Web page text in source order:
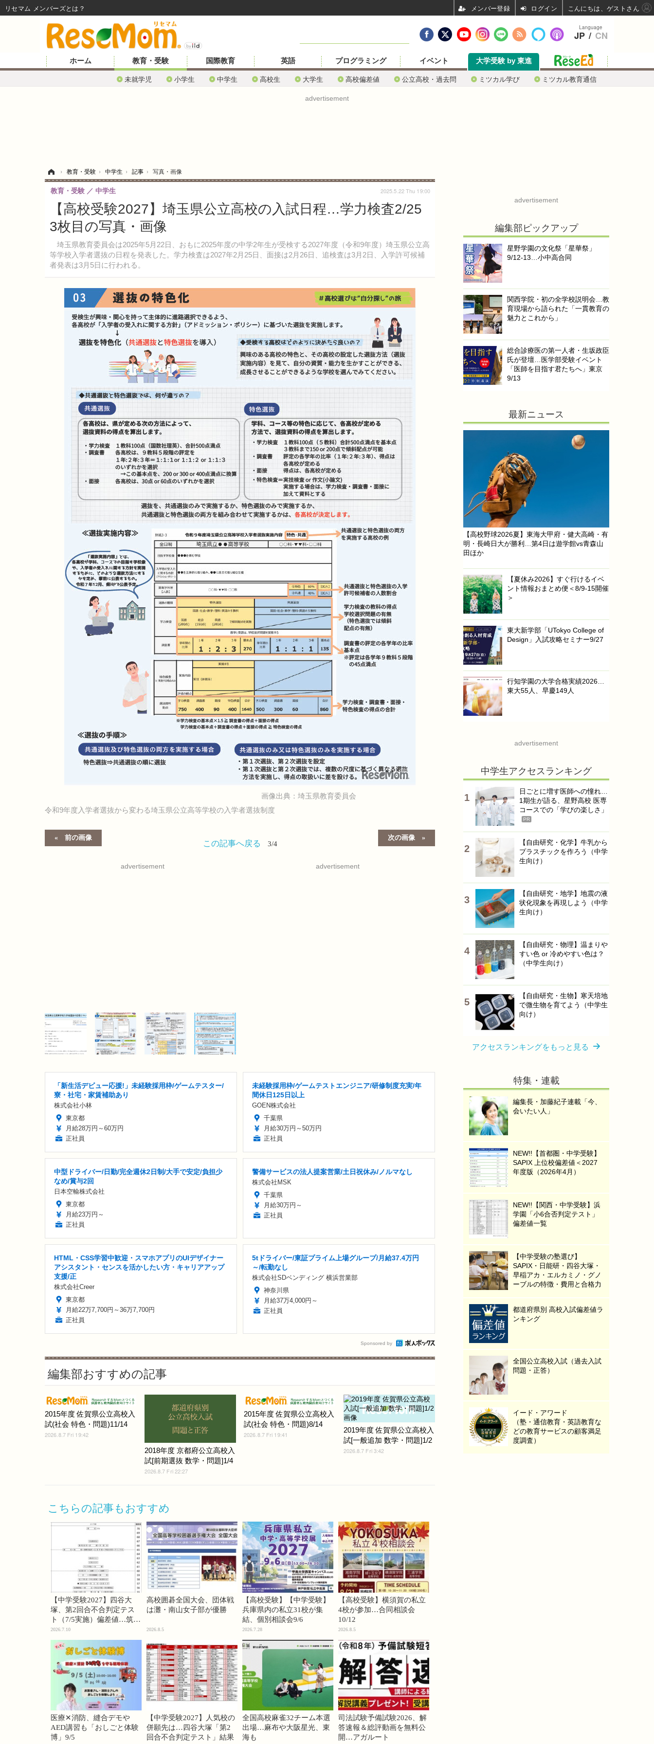
ホーム 教育・受験
未就学児 小学生 中学生 高校生 大学生 高校偏差値 公立高校・過去問 ミツカル学び ミツカル教育通信
国際教育 英語 プログラミング イベント 大学受験 by 東進
advertisement
› 教育・受験 › 中学生 › 記事 › 写真・画像
【高校受験2027】埼玉県公立高校の入試日程…学力検査2/25
3枚目の写真・画像
埼玉県教育委員会は2025年5月22日、おもに2025年度の中学2年生が受検する2027年度（令和9年度）埼玉県公立高
等学校入学者選抜の日程を発表した。学力検査は2027年2月25日、面接は2月26日、追検査は3月2日、入学許可候補
者発表は3月5日に行われる。
教育・受験 中学生 2025.5.22 Thu 19:00
画像出典：埼玉県教育委員会
令和9年度入学者選抜から変わる埼玉県公立高等学校の入学者選抜制度
前の画像 次の画像
この記事へ戻る 3/4
advertisement advertisement
「新生活デビュー応援!」未経験採用枠/ゲームテスター/
寮・社宅・家賃補助あり
株式会社小林
東京都
月給28万円～60万円
正社員
未経験採用枠/ゲームテストエンジニア/研修制度充実/年
間休日125日以上
GOEN株式会社
千葉県
月給30万円～50万円
正社員
中型ドライバー/日勤/完全週休2日制/大手で安定/負担少
なめ/賞与2回
日本空輸株式会社
東京都
月給23万円～
正社員
警備サービスの法人提案営業/土日祝休み/ノルマなし
株式会社MSK
千葉県
月給30万円～
正社員
HTML・CSS学習中歓迎・スマホアプリのUIデザイナー
アシスタント・センスを活かしたい方・キャリアアップ
支援/正
株式会社Creer
東京都
月給22万7,700円～36万7,700円
正社員
5tドライバー/東証プライム上場グループ/月給37.4万円
～/転勤なし
株式会社SDベンディング 横浜営業部
神奈川県
月給37万4,000円～
正社員
Sponsored by
編集部おすすめの記事
2015年度 佐賀県公立高校入
試(社会 特色・問題)11/14
2026.8.7 Fri 19:42
2018年度 京都府公立高校入
試[前期選抜 数学・問題]1/4
2026.8.7 Fri 22:27
2015年度 佐賀県公立高校入
試(社会 特色・問題)8/14
2026.8.7 Fri 19:41
2019年度 佐賀県公立高校入
試[一般追加 数学・問題]1/2
2026.8.7 Fri 3:42
こちらの記事もおすすめ
【中学受験2027】四谷大
塚、第2回合不合判定テス
ト（7/5実施）偏差値…筑駒
74・桜蔭70＜PR＞
2026.7.10
高校囲碁全国大会、団体戦
は灘・南山女子部が優勝
2026.8.5
【高校受験】【中学受験】
兵庫県内の私立31校が集
結、個別相談会9/6
2026.7.28
【高校受験】横須賀の私立
4校が参加…合同相談会
10/12
2026.8.5
医療✕消防、縫合デモや
AED講習も「おしごと体験
博」9/5
【中学受験2027】人気校の
併願先は…四谷大塚「第2
回合不合判定テスト」結果
全国高校麻雀32チーム本選
出場…麻布や大阪星光、東
海も
司法試験予備試験2026、解
答速報＆総評動画を無料公
開…アガルート
advertisement
編集部ピックアップ
星野学園の文化祭「星華祭」
9/12-13…小中高合同
関西学院・初の全学校説明会…教
育現場から語られた「一貫教育の
魅力とこれから」
総合診療医の第一人者・生坂政臣
氏が登壇…医学部受験イベント
「医師を目指す君たちへ」東京
9/13
最新ニュース
【高校野球2026夏】東海大甲府・健大高崎・有
明・長崎日大が勝利…第4日は遊学館vs青森山
田ほか
【夏休み2026】すぐ行けるイベ
ント情報おまとめ便＜8/9-15開催
＞
東大新学部「UTokyo College of
Design」入試攻略セミナー9/27
行知学園の大学合格実績2026…
東大55人、早慶149人
advertisement
中学生アクセスランキング
日ごとに増す医師への憧れ…
1期生が語る、星野高校 医専
コースでの「学びの楽しさ」
PR
【自由研究・化学】牛乳から
プラスチックを作ろう（中学
生向け）
【自由研究・地学】地震の液
状化現象を再現しよう（中学
生向け）
【自由研究・物理】温まりや
すい色 or 冷めやすい色は？
（中学生向け）
【自由研究・生物】寒天培地
で微生物を育てよう（中学生
向け）
アクセスランキングをもっと見る
特集・連載
編集長・加藤紀子連載「今、
会いたい人」
NEW!!【首都圏・中学受験】
SAPIX 上位校偏差値＜2027
年度版（2026年4月）
NEW!!【関西・中学受験】浜
学園「小6合否判定テスト」
偏差値一覧
【中学受験の塾選び】
SAPIX・日能研・四谷大塚・
早稲アカ・エルカミノ・グノ
ーブルの特徴・費用と合格力
都道府県別 高校入試偏差値ラ
ンキング
全国公立高校入試（過去入試
問題・正答）
イード・アワード
（塾・通信教育・英語教育な
どの教育サービスの顧客満足
度調査）
Language
JP / CN
リセマム メンバーズ ログイン こんにちは、ゲストさん